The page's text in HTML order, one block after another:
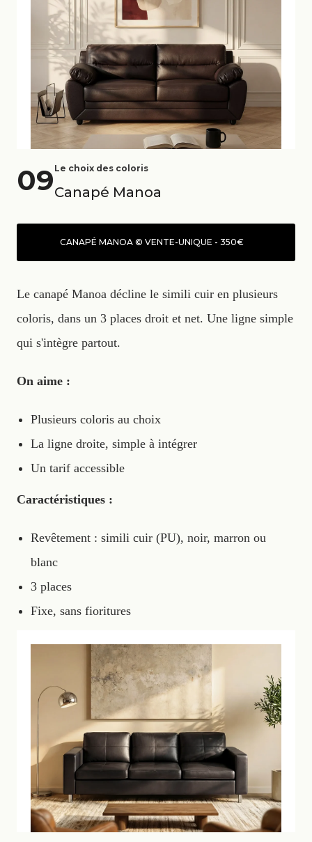
09 Le choix des coloris
Canapé Manoa
CANAPÉ MANOA © VENTE-UNIQUE - 350€
Le canapé Manoa décline le simili cuir en plusieurs
coloris, dans un 3 places droit et net. Une ligne simple
qui s'intègre partout.
On aime :
Plusieurs coloris au choix
La ligne droite, simple à intégrer
Un tarif accessible
Caractéristiques :
Revêtement : simili cuir (PU), noir, marron ou
blanc
3 places
Fixe, sans fioritures